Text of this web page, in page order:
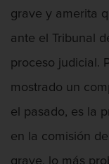
Delitos
grave y amerita
ante el Tribunal
proceso judicial.
mostrado un
el pasado, es la
en la comisión
grave, lo más